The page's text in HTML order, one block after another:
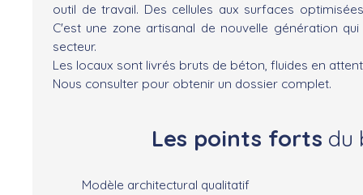
outil de travail. Des cellules aux surfaces
C'est une zone artisanal de nouvelle génération
secteur.
Les locaux sont livrés bruts de béton, fluides en
Nous consulter pour obtenir un dossier complet.
Les points forts du
Modèle architectural qualitatif